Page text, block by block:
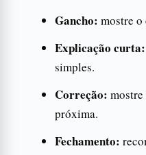
Gancho: mostre o
Explicação curta:
simples.
Correção: mostre
próxima.
Fechamento: